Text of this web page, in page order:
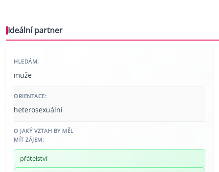
Ideální partner
HLEDÁM:
muže
ORIENTACE:
heterosexuální
O JAKÝ VZTAH BY MĚL
MÍT ZÁJEM:
přátelství